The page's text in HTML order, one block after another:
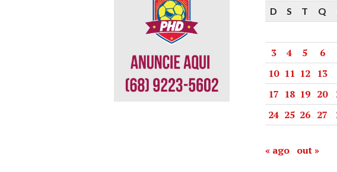
D
S T Q
3
4 5 6
10 11 12 13
17 18 19 20
24 25 26 27
« ago out »